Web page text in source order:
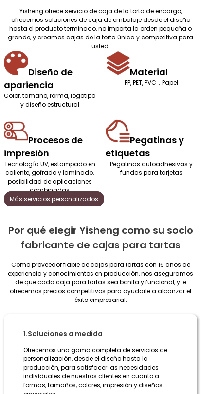
Yisheng ofrece servicio de caja de la torta de encargo,
ofrecemos soluciones de caja de embalaje desde el diseño
hasta el producto terminado, no importa la orden pequeña o
grande, y creamos cajas de la torta única y competitiva para
usted.
Diseño de
apariencia
Color, tamaño, forma, logotipo
y diseño estructural
Material
PP, PET, PVC，Papel
Procesos de
impresión
Tecnología UV, estampado en
caliente, gofrado y laminado,
posibilidad de aplicaciones
combinadas
Pegatinas y
etiquetas
Pegatinas autoadhesivas y
fundas para tarjetas
Más servicios personalizados
Por qué elegir Yisheng como su socio
fabricante de cajas para tartas
Como proveedor fiable de cajas para tartas con 16 años de
experiencia y conocimientos en producción, nos aseguramos
de que cada caja para tartas sea bonita y funcional, y le
ofrecemos precios competitivos para ayudarle a alcanzar el
éxito empresarial.
1.Soluciones a medida
Ofrecemos una gama completa de servicios de
personalización, desde el diseño hasta la
producción, para satisfacer las necesidades
individuales de nuestros clientes en cuanto a
formas, tamaños, colores, impresión y diseños